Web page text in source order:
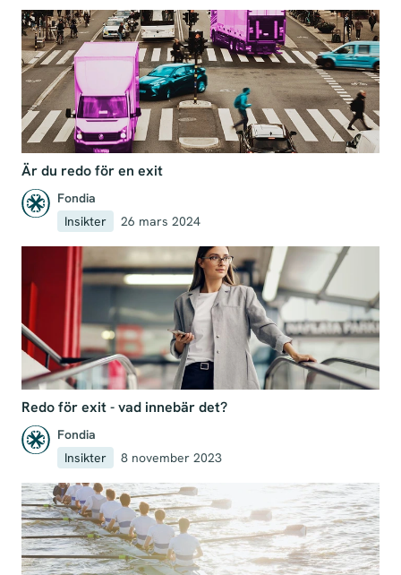
Är du redo för en exit
Fondia
Insikter
26 mars 2024
Redo för exit - vad innebär det?
Fondia
Insikter
8 november 2023